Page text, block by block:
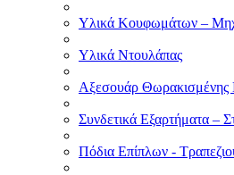
Υλικά Κουφωμάτων –
Υλικά Ντουλάπας
Αξεσουάρ Θωρακισμένης
Συνδετικά Εξαρτήματα –
Πόδια Επίπλων -